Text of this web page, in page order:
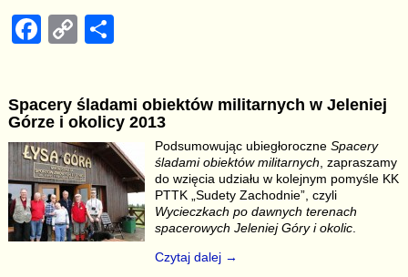
F
e
b
o
o
k
C
y
Li
n
k
e
Spacery śladami obiektów militarnych w Jeleniej
Górze i okolicy 2013
Podsumowując ubiegłoroczne Spacery
śladami obiektów militarnych , zapraszamy
do wzięcia udziału w kolejnym pomyśle KK
PTTK „Sudety Zachodnie”, czyli
Wycieczkach po dawnych terenach
spacerowych Jeleniej Góry i okolic.
Czytaj dalej →